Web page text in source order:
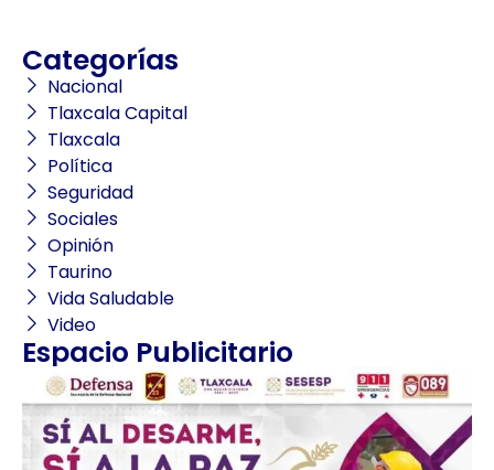
Categorías
Nacional
Tlaxcala Capital
Tlaxcala
Política
Seguridad
Sociales
Opinión
Taurino
Vida Saludable
Video
Espacio Publicitario